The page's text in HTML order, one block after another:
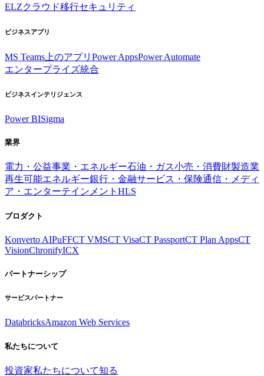
ELZクラウド移行セキュリティ
ビジネスアプリ
MS Teams上のアプリ Power AppsPower Automate
エンタープライズ統合
ビジネスインテリジェンス
Power BISigma
業界
電力・公益事業・エネルギー石油・ガス小売・消費財製造業
再生可能エネルギー銀行・金融サービス・保険通信・メディ
ア・エンターテインメント HLS
プロダクト
Konverto AIPuFFCT VMSCT VisaCT PassportCT Plan AppsCT
VisionChronifyICX
パートナーシップ
サービスパートナー
DatabricksAmazon Web Services
私たちについて
投資家私たちについて知る